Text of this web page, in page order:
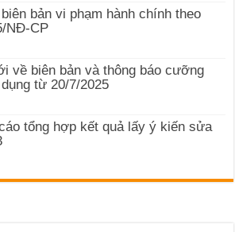
bản vi phạm hành chính theo
NĐ-CP
về biên bản và thông báo cưỡng
từ 20/7/2025
tổng hợp kết quả lấy ý kiến sửa